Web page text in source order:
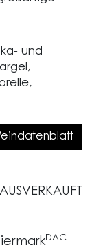
und
AUSVERKAUFT
DAC